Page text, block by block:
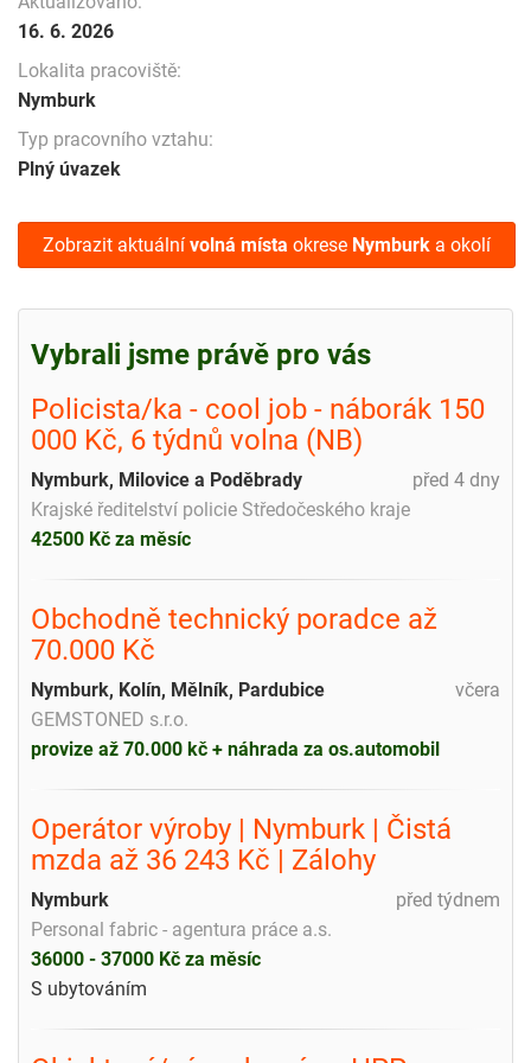
16. 6. 2026
Lokalita pracoviště:
Nymburk
Typ pracovního vztahu:
Plný úvazek
Zobrazit aktuální volná místa okrese Nymburk a okolí
Vybrali jsme právě pro vás
Policista/ka - cool job - náborák 150
000 Kč, 6 týdnů volna (NB)
před 4 dny
Nymburk, Milovice a Poděbrady
Krajské ředitelství policie Středočeského kraje
42500 Kč za měsíc
Obchodně technický poradce až
70.000 Kč
včera
Nymburk, Kolín, Mělník, Pardubice
GEMSTONED s.r.o.
provize až 70.000 kč + náhrada za os.automobil
Operátor výroby | Nymburk | Čistá
mzda až 36 243 Kč | Zálohy
před týdnem
Nymburk
Personal fabric - agentura práce a.s.
36000 - 37000 Kč za měsíc
S ubytováním